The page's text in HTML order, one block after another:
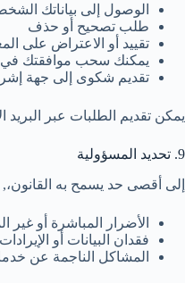
الوصول إلى بياناتك
طلب تصحيح أو حذف
تقييد أو الاعتراض على
يمكنك سحب موافقتك
تقديم شكوى إلى جهة
يمكن تقديم الطلبات عبر البريد
9. تحديد المسؤولية
إلى أقصى حد يسمح به القانون،,
الأضرار المباشرة أو غير
فقدان البيانات أو
المشاكل الناجمة عن